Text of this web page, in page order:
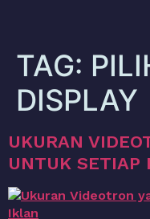
TAG:
DISPLAY
UKURAN
UNTUK SETIAP